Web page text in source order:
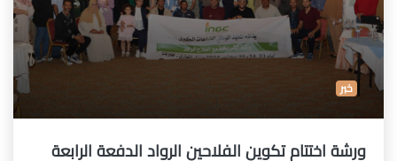
خبر
ورشة اختتام تكوين الفلاحين الرواد الدفعة الرابعة